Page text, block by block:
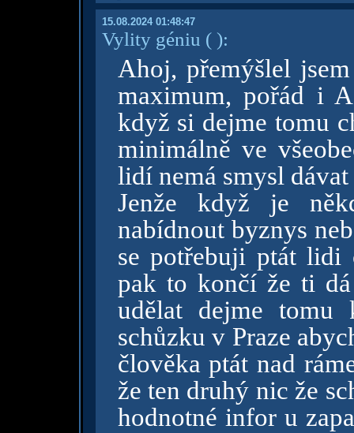
15.08.2024 01:48:47
Vylity géniu ( ):
Ahoj, přemýšlel
maximum, pořád i
když si dejme tomu
minimálně ve
lidí nemá smysl
Jenže když je
nabídnout byznys
se potřebuji ptát lidi
pak to končí že ti
udělat dejme tomu
schůzku v Praze
člověka ptát nad
že ten druhý nic že
hodnotné infor u